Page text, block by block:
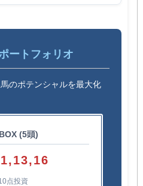
ートフォリオ
のポテンシャルを最大化
(5頭)
点投資